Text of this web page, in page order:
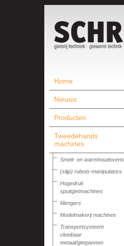
Home
Nieuws
Producten
Tweedehands
machines
Smelt- en warmhoudovens
(slijp) robots-manipulators
Hogedruk
spuitgietmachines
Mengers
Modelmakerij machines
Transportsysteem
vloeibaar
metaal/gietpannen